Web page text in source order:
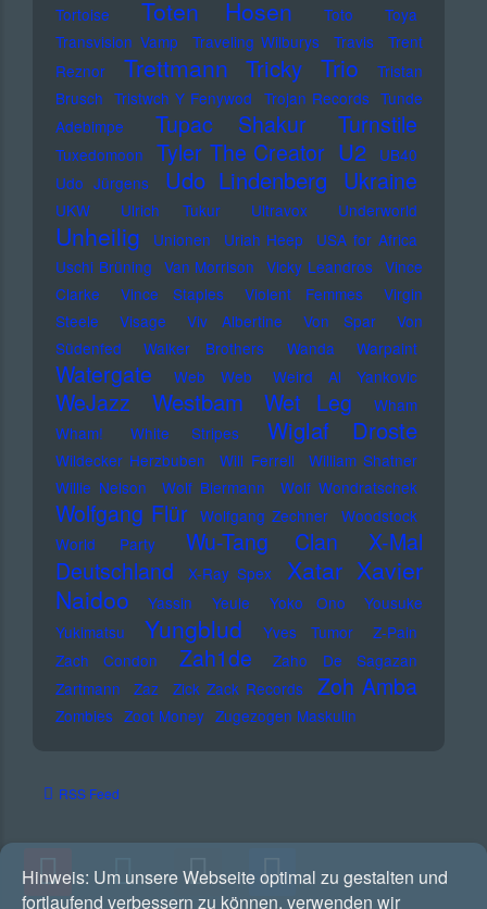
Tortoise
Toten Hosen Toto
Toya
Transvision Vamp
Traveling Wilburys Travis
Trent
Reznor
Trettmann Tricky Trio
Tristan
Brusch Tristwch Y Fenywod Trojan Records Tunde
Adebimpe
Tupac Shakur Turnstile
Tuxedomoon Tyler The Creator U2
UB40
Udo Jürgens
Udo Lindenberg Ukraine
UKW Ulrich Tukur Ultravox Underworld
Unheilig Unionen Uriah Heep
USA for Africa
Uschi Brüning Van Morrison Vicky Leandros Vince
Clarke
Vince Staples Violent Femmes
Virgin
Steele
Visage Viv Albertine Von Spar
Von
Südenfed
Walker Brothers Wanda Warpaint
Watergate Web Web Weird Al Yankovic
WeJazz Westbam Wet Leg
Wham
Wham!
White Stripes Wiglaf Droste
Wildecker Herzbuben Will Ferrell
William Shatner
Willie Nelson
Wolf Biermann Wolf Wondratschek
Wolfgang Flür Wolfgang Zechner
Woodstock
World Party
Wu-Tang Clan
X-Mal
Deutschland
X-Ray Spex Xatar Xavier
Naidoo
Yassin Yeule Yoko Ono
Yousuke
Yukimatsu
Yungblud Yves Tumor
Z-Pain
Zach Condon
Zah1de
Zaho De Sagazan
Zartmann
Zaz Zick Zack Records Zoh Amba
Zombies Zoot Money Zugezogen Maskulin
RSS Feed
Hinweis: Um unsere Webseite optimal zu gestalten und
fortlaufend verbessern zu können, verwenden wir